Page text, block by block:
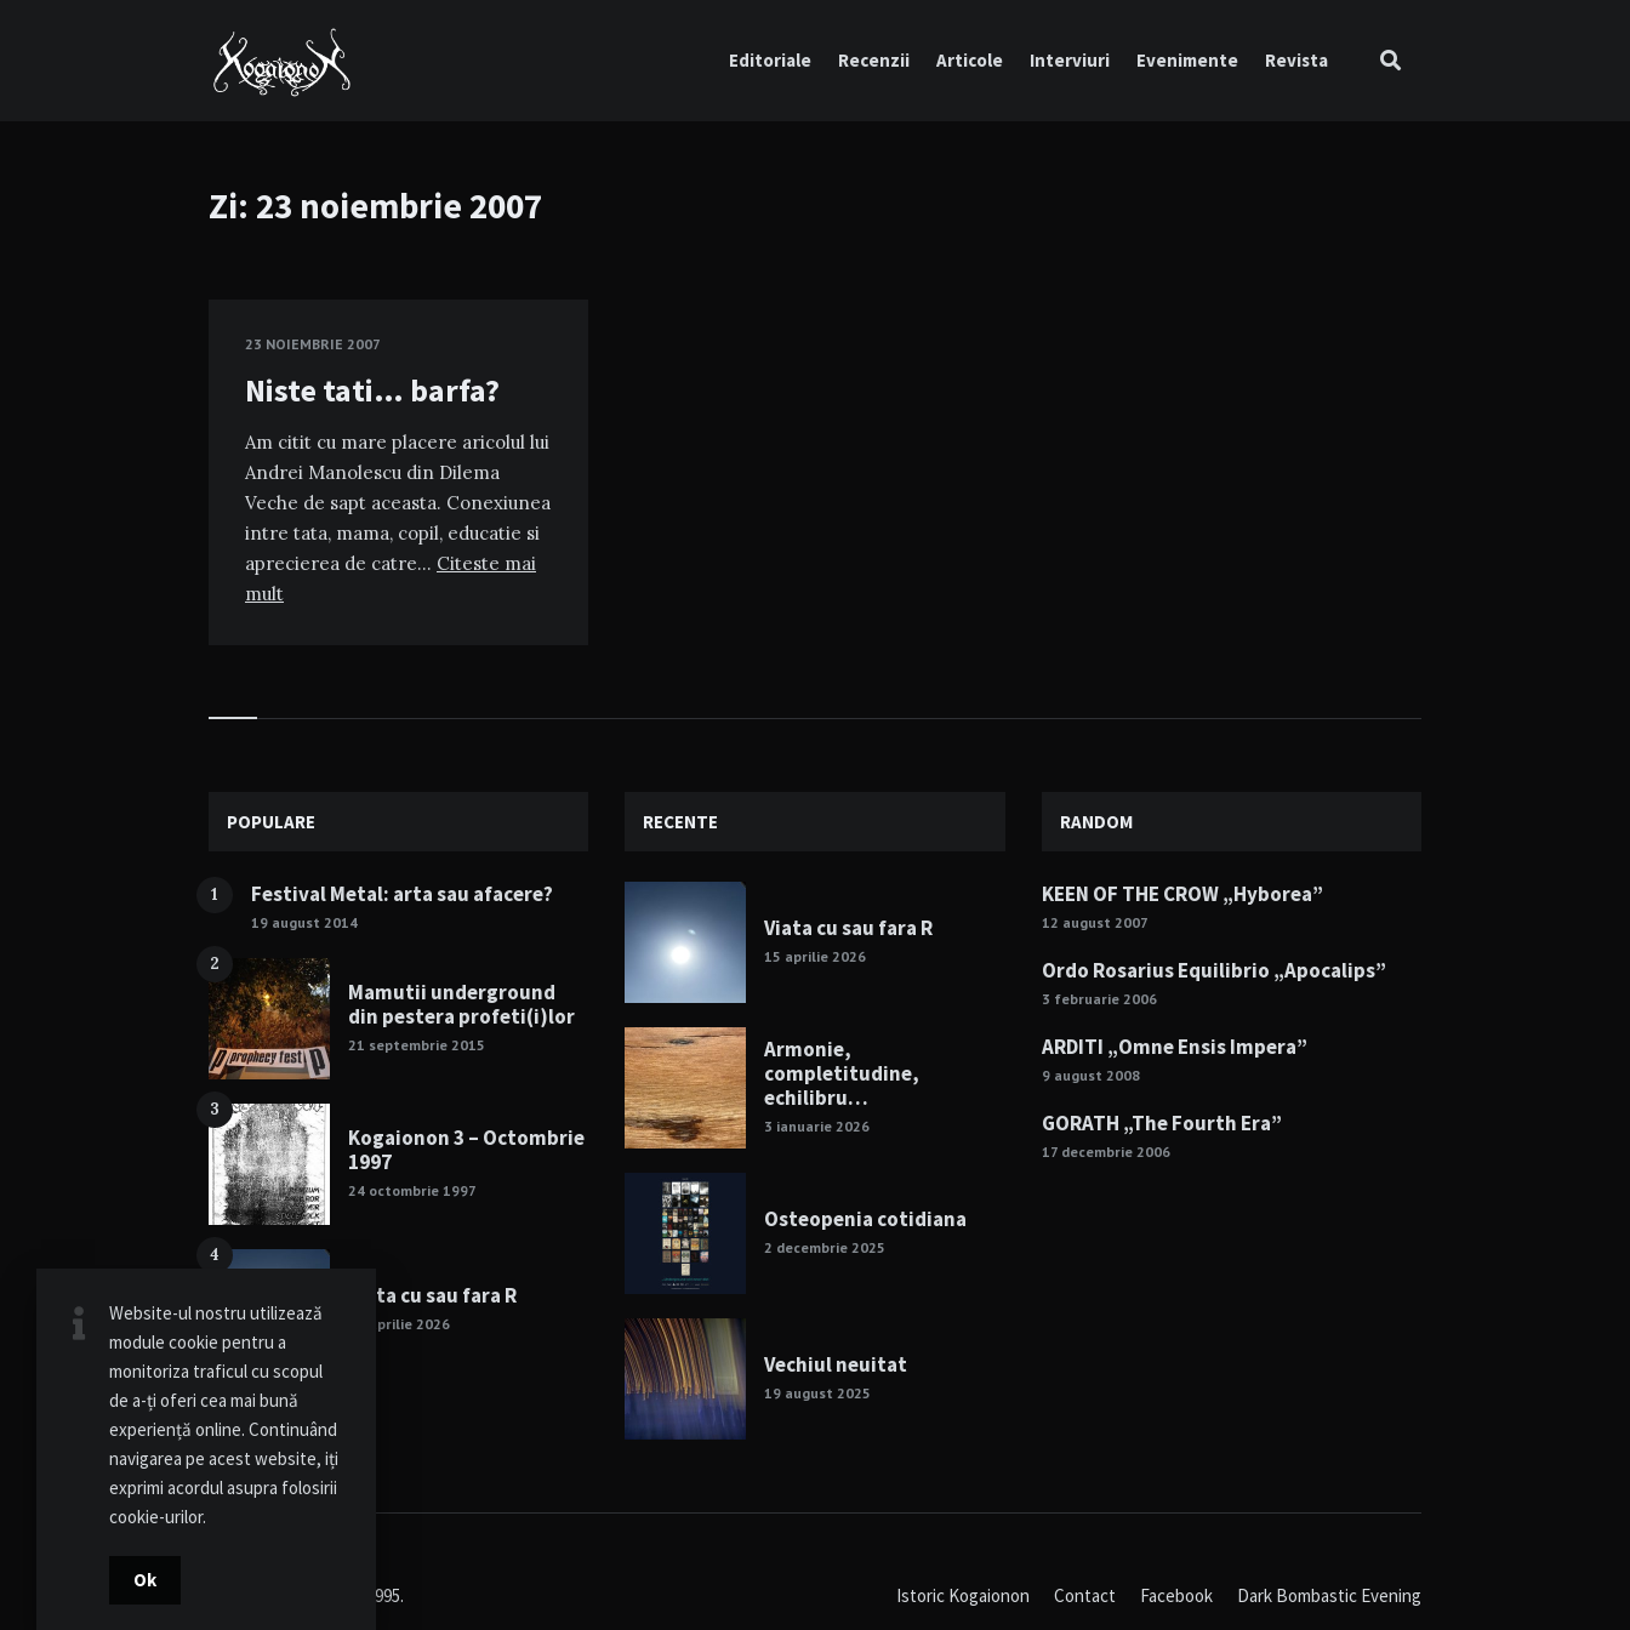
Editoriale Recenzii Articole Interviuri Evenimente Revista
Zi: 23 noiembrie 2007
23 NOIEMBRIE 2007
Niste tati… barfa?
Am citit cu mare placere aricolul lui
Andrei Manolescu din Dilema
Veche de sapt aceasta. Conexiunea
intre tata, mama, copil, educatie si
aprecierea de catre… Citeste mai
mult
Widgets
POPULARE
1 Festival Metal: arta sau afacere?
19 august 2014
2
Mamutii underground
din pestera profeti(i)lor
21 septembrie 2015
3
Kogaionon 3 – Octombrie
1997
24 octombrie 1997
4
Viata cu sau fara R
15 aprilie 2026
RECENTE
Viata cu sau fara R
15 aprilie 2026
Armonie,
completitudine,
echilibru…
3 ianuarie 2026
Osteopenia cotidiana
2 decembrie 2025
Vechiul neuitat
19 august 2025
RANDOM
KEEN OF THE CROW „Hyborea”
12 august 2007
Ordo Rosarius Equilibrio „Apocalips”
3 februarie 2006
ARDITI „Omne Ensis Impera”
9 august 2008
GORATH „The Fourth Era”
17 decembrie 2006
© Kogaionon - Since 1995. Istoric Kogaionon Contact Facebook Dark Bombastic Evening
Website-ul nostru utilizează
module cookie pentru a
monitoriza traficul cu scopul
de a-ți oferi cea mai bună
experiență online. Continuând
navigarea pe acest website, iți
exprimi acordul asupra folosirii
cookie-urilor.
Ok